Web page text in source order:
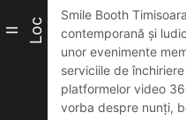
II Loc
Smile Booth
contemporană și
unor evenimente
serviciile de
platformelor video
vorba despre nunți,